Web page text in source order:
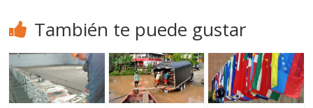
También te puede gustar